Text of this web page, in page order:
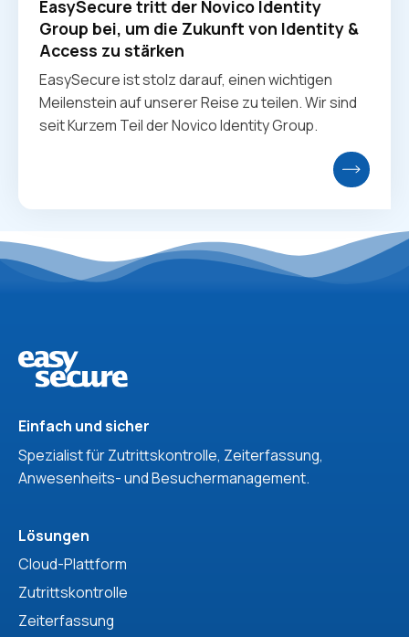
EasySecure tritt der Novico Identity
Group bei, um die Zukunft von Identity &
Access zu stärken
EasySecure ist stolz darauf, einen wichtigen
Meilenstein auf unserer Reise zu teilen. Wir sind
seit Kurzem Teil der Novico Identity Group.
Einfach und sicher
Spezialist für Zutrittskontrolle, Zeiterfassung,
Anwesenheits- und Besuchermanagement.
Lösungen
Cloud-Plattform
Zutrittskontrolle
Zeiterfassung